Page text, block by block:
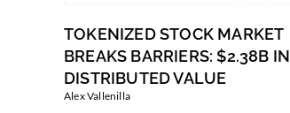
TOKENIZED STOCK MARKET
BREAKS BARRIERS: $2.38B IN
DISTRIBUTED VALUE
Alex Vallenilla